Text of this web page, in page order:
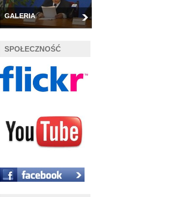
GALERIA
SPOŁECZNOŚĆ